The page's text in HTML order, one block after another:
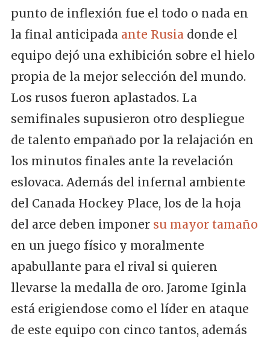
punto de inflexión fue el todo o nada en
la final anticipada ante Rusiadonde el
equipo dejó una exhibición sobre el hielo
propia de la mejor selección del mundo.
Los rusos fueron aplastados. La
semifinales supusieron otro despliegue
de talento empañado por la relajación en
los minutos finales ante la revelación
eslovaca. Además del infernal ambiente
del Canada Hockey Place, los de la hoja
del arce deben imponer su mayor tamaño
en un juego físico y moralmente
apabullante para el rival si quieren
llevarse la medalla de oro. Jarome Iginla
está erigiendose como el líder en ataque
de este equipo con cinco tantos, además